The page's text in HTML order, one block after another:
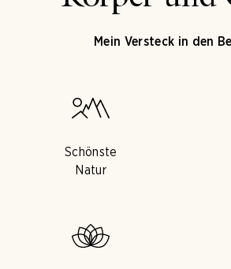
Mein Versteck in den
Schönste
Natur